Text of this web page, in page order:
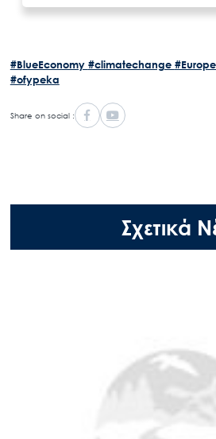
#BlueEconomy #climatechange
#ofypeka
Share on social :
Σχετικά